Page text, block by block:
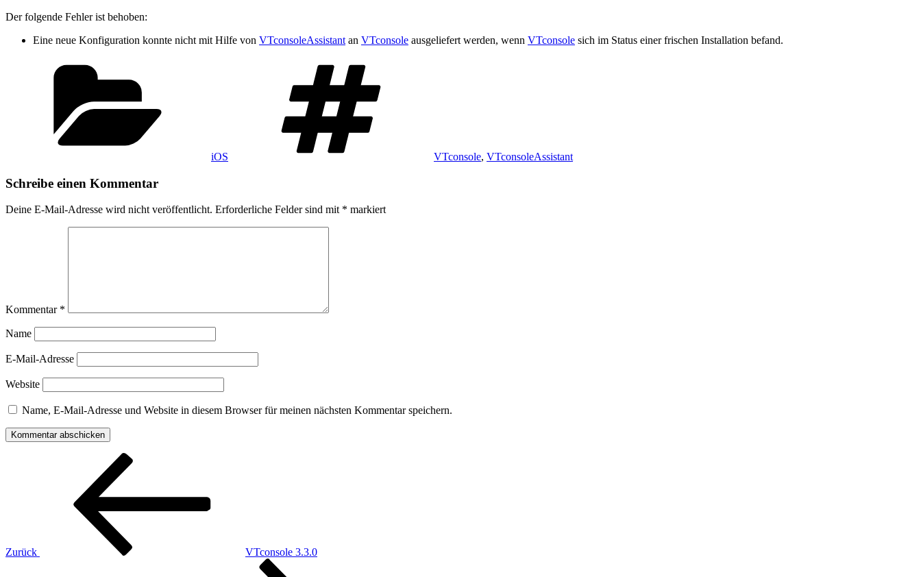
Der folgende Fehler ist behoben:
Eine neue Konfiguration konnte nicht mit Hilfe von VTconsoleAssistant an VTconsole ausgeliefert werden, wenn VTconsole sich im Status einer frischen Installation befand.
iOS VTconsole, VTconsoleAssistant
Schreibe einen Kommentar
Deine E-Mail-Adresse wird nicht veröffentlicht. Erforderliche Felder sind mit * markiert
Kommentar *
Name
E-Mail-Adresse
Website
Name, E-Mail-Adresse und Website in diesem Browser für meinen nächsten Kommentar speichern.
Beitragsnavigation
Zurück
VTconsole 3.3.0